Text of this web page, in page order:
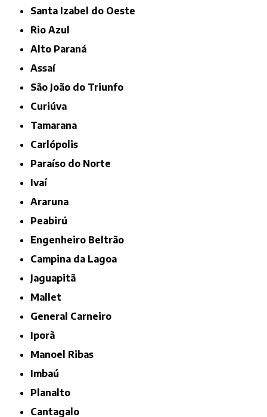
Santa Izabel do Oeste
Rio Azul
Alto Paraná
Assaí
São João do Triunfo
Curiúva
Tamarana
Carlópolis
Paraíso do Norte
Ivaí
Araruna
Peabirú
Engenheiro Beltrão
Campina da Lagoa
Jaguapitã
Mallet
General Carneiro
Iporã
Manoel Ribas
Imbaú
Planalto
Cantagalo